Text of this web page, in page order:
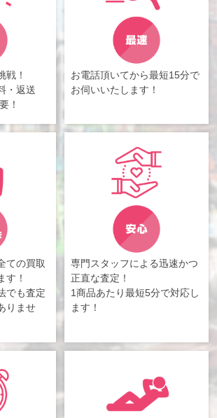
戦！
・返送
！
お電話頂いてから最短15分で
お伺いいたします！
ての買取
す！
でも査定
りませ
専門スタッフによる迅速かつ
正直な査定！
1商品あたり最短5分で対応し
ます！